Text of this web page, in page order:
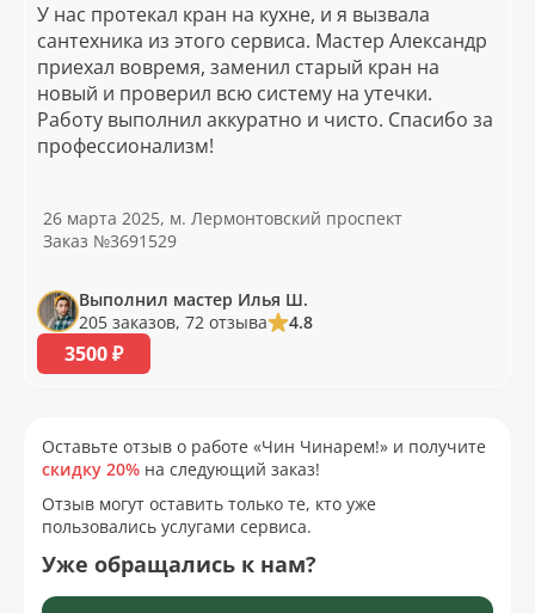
У нас протекал кран на кухне, и я вызвала
сантехника из этого сервиса. Мастер Александр
приехал вовремя, заменил старый кран на
новый и проверил всю систему на утечки.
Работу выполнил аккуратно и чисто. Спасибо за
профессионализм!
26 марта 2025, м. Лермонтовский проспект
Заказ №3691529
Выполнил мастер Илья Ш.
205 заказов, 72 отзыва
4.8
3500 ₽
Оставьте отзыв о работе «Чин Чинарем!» и получите
скидку 20% на следующий заказ!
Отзыв могут оставить только те, кто уже
пользовались услугами сервиса.
Уже обращались к нам?